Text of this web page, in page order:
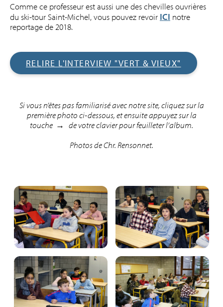
Comme ce professeur est aussi une des chevilles ouvrières
du ski-tour Saint-Michel, vous pouvez revoir ICI notre
reportage de 2018.
RELIRE L'INTERVIEW "VERT & VIEUX"
Si vous n’êtes pas familiarisé avec notre site, cliquez sur la
première photo ci-dessous, et ensuite appuyez sur la
touche → de votre clavier pour feuilleter l’album.
Photos de Chr. Rensonnet.